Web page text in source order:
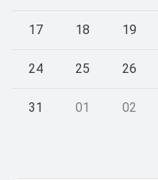
17 18 19
24 25 26
31 01 02